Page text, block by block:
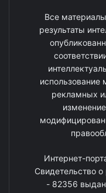
Все
результаты
использование
рекламных
Интернет-
Свидетельство
- 82356